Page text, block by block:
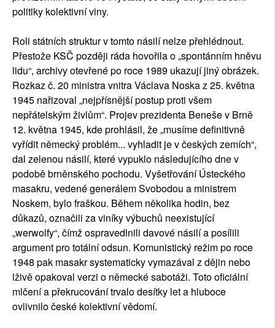
politiky kolektivní viny.
Roli státních struktur v tomto násilí nelze přehlédnout.
Přestože KSČ později ráda hovořila o „spontánním hněvu
lidu“, archivy otevřené po roce 1989 ukazují jiný obrázek.
Rozkaz č. 20 ministra vnitra Václava Noska z 25. května
1945 nařizoval „nejpřísnější postup proti všem
nepřátelským živlům“. Projev prezidenta Beneše v Brně
12. května 1945, kde prohlásil, že „musíme definitivně
vyřídit německý problém... vyhladit je v českých zemích“,
dal zelenou násilí, které vypuklo následujícího dne v
podobě brněnského pochodu. Vyšetřování Ústeckého
masakru, vedené generálem Svobodou a ministrem
Noskem, bylo fraškou. Během několika hodin, bez
důkazů, označili za viníky výbuchů neexistující
„werwolfy“, čímž ospravedlnili davové násilí a posílili
argument pro totální odsun. Komunistický režim po roce
1948 pak masakr systematicky vymazával z dějin nebo
lživě opakoval verzi o německé sabotáži. Toto oficiální
mlčení a překrucování trvalo desítky let a hluboce
ovlivnilo české kolektivní vědomí.